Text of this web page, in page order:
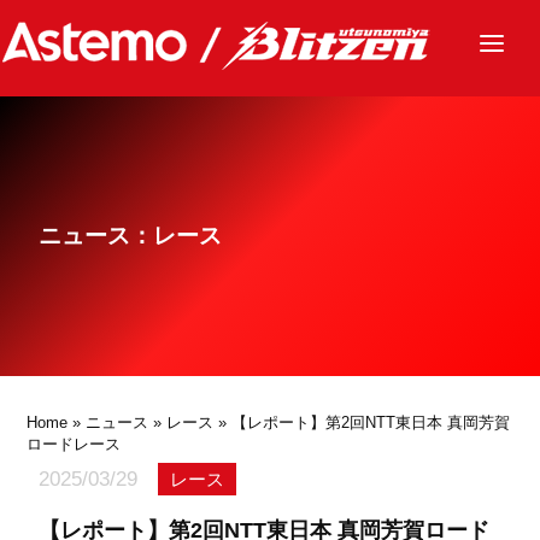
ニュース
グッズ
ニュース：レース
Home » ニュース » レース » 【レポート】第2回NTT東日本 真岡芳賀
ロードレース
2025/03/29 レース
【レポート】第2回NTT東日本 真岡芳賀ロード